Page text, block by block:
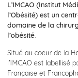
L’IMCAO (Institut
l’Obésité) est un
domaine de la
l’obésité.
Situé au coeur de la
l’IMCAO est labellisé
Française et